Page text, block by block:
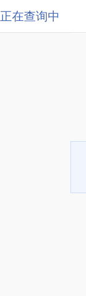
正在查询中